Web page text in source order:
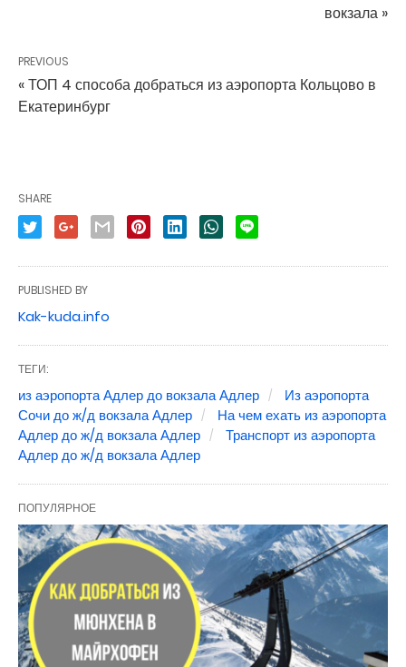
вокзала »
PREVIOUS
« ТОП 4 способа добраться из аэропорта Кольцово в
Екатеринбург
SHARE
PUBLISHED BY
Kak-kuda.info
ТЕГИ:
из аэропорта Адлер до вокзала Адлер
Из аэропорта
Сочи до ж/д вокзала Адлер
На чем ехать из аэропорта
Адлер до ж/д вокзала Адлер
Транспорт из аэропорта
Адлер до ж/д вокзала Адлер
ПОПУЛЯРНОЕ